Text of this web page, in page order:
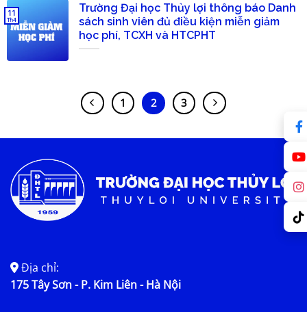
Trường Đại học Thủy lợi thông báo Danh
sách sinh viên đủ điều kiện miễn giảm
học phí, TCXH và HTCPHT
11
Th4
1 2 3
Địa chỉ:
175 Tây Sơn - P. Kim Liên - Hà Nội